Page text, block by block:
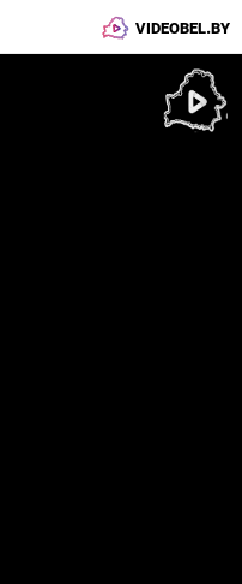
VIDEOBEL.BY